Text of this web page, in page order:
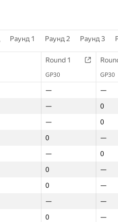
Раунд 1 Раунд 2 Раунд 3
Round 1
GP30 GP30
—
—
—
0
—
0
0
—
—
0
0
—
0
—
—
—
0
—
Round 1
GP30 GP30
—
—
—
0
—
0
0
—
—
0
0
—
0
—
—
—
0
—